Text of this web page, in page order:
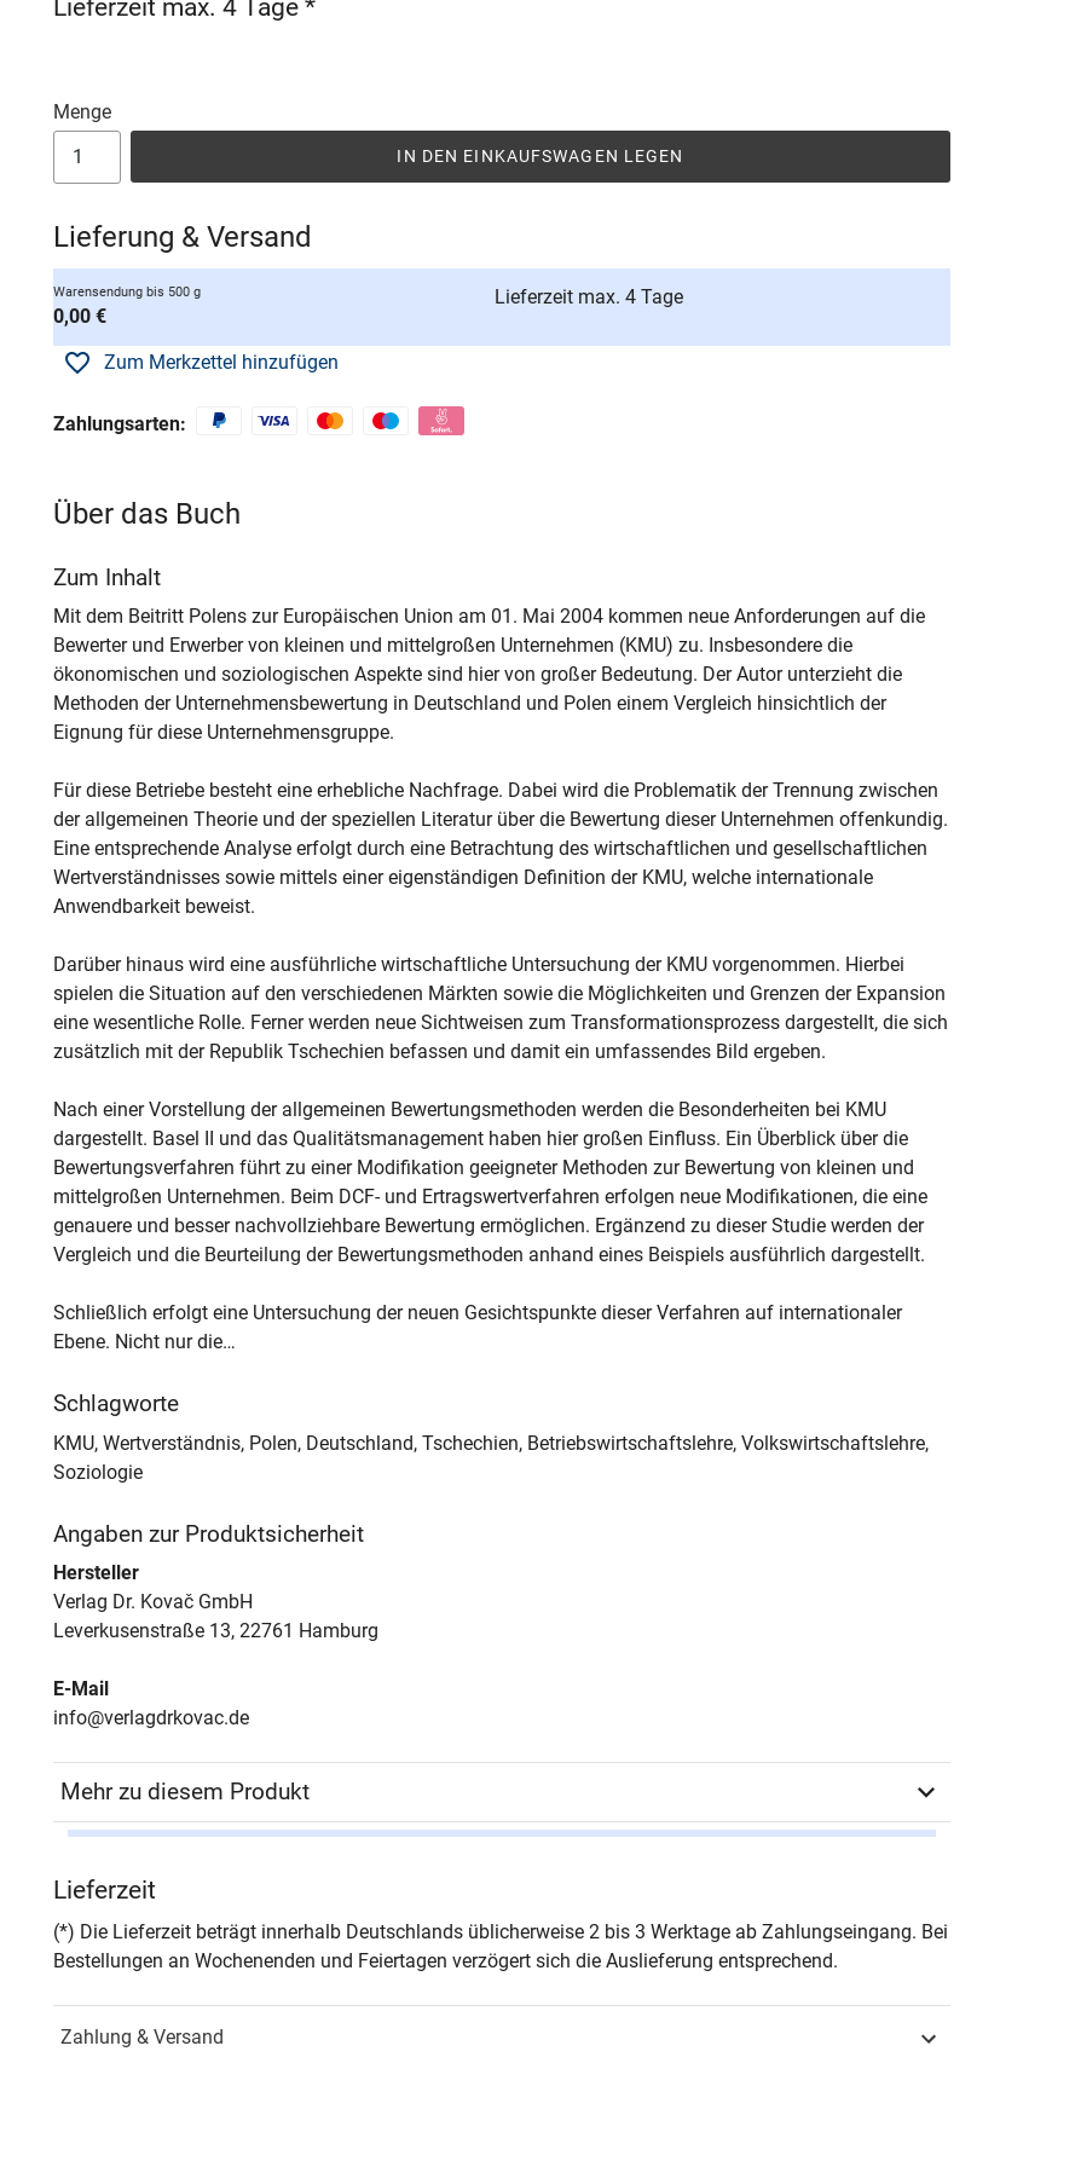
Lieferzeit max. 4 Tage *
Menge
IN DEN EINKAUFSWAGEN LEGEN
Lieferung & Versand
Warensendung bis 500 g
0,00 €
Lieferzeit max. 4 Tage
Zum Merkzettel hinzufügen
Zahlungsarten:
Über das Buch
Zum Inhalt
Mit dem Beitritt Polens zur Europäischen Union am 01. Mai 2004 kommen neue Anforderungen auf die
Bewerter und Erwerber von kleinen und mittelgroßen Unternehmen (KMU) zu. Insbesondere die
ökonomischen und soziologischen Aspekte sind hier von großer Bedeutung. Der Autor unterzieht die
Methoden der Unternehmensbewertung in Deutschland und Polen einem Vergleich hinsichtlich der
Eignung für diese Unternehmensgruppe.
Für diese Betriebe besteht eine erhebliche Nachfrage. Dabei wird die Problematik der Trennung zwischen
der allgemeinen Theorie und der speziellen Literatur über die Bewertung dieser Unternehmen offenkundig.
Eine entsprechende Analyse erfolgt durch eine Betrachtung des wirtschaftlichen und gesellschaftlichen
Wertverständnisses sowie mittels einer eigenständigen Definition der KMU, welche internationale
Anwendbarkeit beweist.
Darüber hinaus wird eine ausführliche wirtschaftliche Untersuchung der KMU vorgenommen. Hierbei
spielen die Situation auf den verschiedenen Märkten sowie die Möglichkeiten und Grenzen der Expansion
eine wesentliche Rolle. Ferner werden neue Sichtweisen zum Transformationsprozess dargestellt, die sich
zusätzlich mit der Republik Tschechien befassen und damit ein umfassendes Bild ergeben.
Nach einer Vorstellung der allgemeinen Bewertungsmethoden werden die Besonderheiten bei KMU
dargestellt. Basel II und das Qualitätsmanagement haben hier großen Einfluss. Ein Überblick über die
Bewertungsverfahren führt zu einer Modifikation geeigneter Methoden zur Bewertung von kleinen und
mittelgroßen Unternehmen. Beim DCF- und Ertragswertverfahren erfolgen neue Modifikationen, die eine
genauere und besser nachvollziehbare Bewertung ermöglichen. Ergänzend zu dieser Studie werden der
Vergleich und die Beurteilung der Bewertungsmethoden anhand eines Beispiels ausführlich dargestellt.
Schließlich erfolgt eine Untersuchung der neuen Gesichtspunkte dieser Verfahren auf internationaler
Ebene. Nicht nur die…
Schlagworte
KMU, Wertverständnis, Polen, Deutschland, Tschechien, Betriebswirtschaftslehre, Volkswirtschaftslehre,
Soziologie
Angaben zur Produktsicherheit
Hersteller
Verlag Dr. Kovač GmbH
Leverkusenstraße 13, 22761 Hamburg
E-Mail
info@verlagdrkovac.de
Mehr zu diesem Produkt
Seiten 310
ISBN
Lieferzeit
(*) Die Lieferzeit beträgt innerhalb Deutschlands üblicherweise 2 bis 3 Werktage ab Zahlungseingang. Bei
Bestellungen an Wochenenden und Feiertagen verzögert sich die Auslieferung entsprechend.
Zahlung & Versand